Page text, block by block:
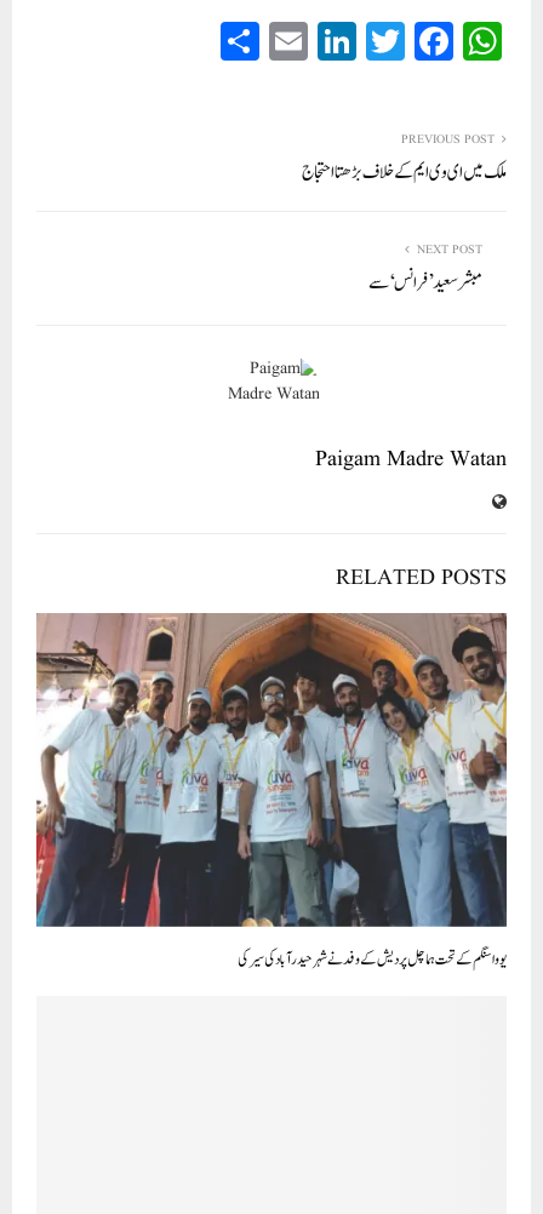
W
ha
A
pp
Fa
ce
ok
T
wi
r
Li
nk
In
E
m
PREVIOUS POST
ملک میں ای وی ایم کے خلاف بڑھتا احتجاج
NEXT POST
مبشر سعید ’فرانس‘ سے
Paigam Madre Watan
RELATED POSTS
یووا سنگم کے تحت ہماچل پردیش کے وفد نے شہر حیدرآباد کی سیر کی